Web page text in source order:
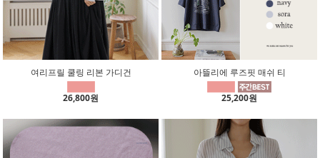
여리프릴 쿨링 리본 가디건
26,800원
아뜰리에 루즈핏 매쉬 티
25,200원